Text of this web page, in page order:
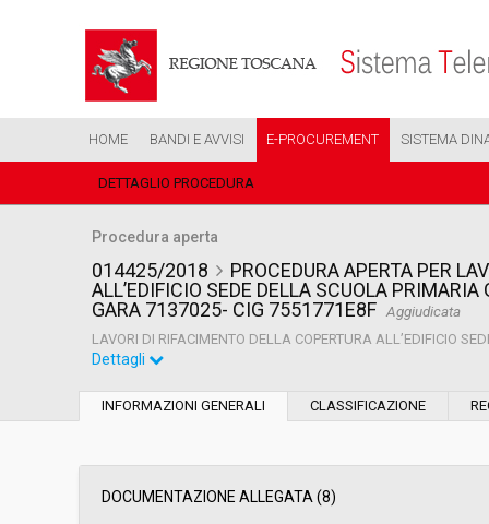
HOME BANDI E AVVISI E-PROCUREMENT SISTEMA
DETTAGLIO PROCEDURA
Procedura aperta
014425/2018
PROCEDURA APERTA PER
ALL’EDIFICIO SEDE DELLA SCUOLA
GARA 7137025- CIG 7551771E8F Aggiudicata
LAVORI DI RIFACIMENTO DELLA COPERTURA ALL’EDIFICIO
Data pubblicazione:
Dettagli
INFORMAZIONI GENERALI CLASSIFICAZIONE
DOCUMENTAZIONE ALLEGATA (8)